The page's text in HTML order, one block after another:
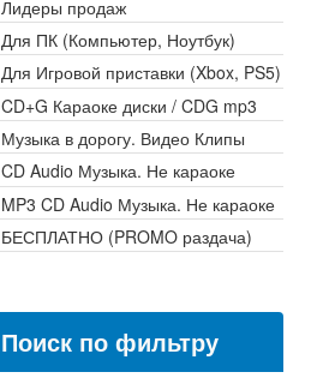
Лидеры продаж
Для ПК (Компьютер, Ноутбук)
Для Игровой приставки (Xbox, PS5)
CD+G Караоке диски / CDG mp3
Музыка в дорогу. Видео Клипы
CD Audio Музыка. Не караоке
MP3 CD Audio Музыка. Не караоке
БЕСПЛАТНО (PROMO раздача)
Поиск по фильтру